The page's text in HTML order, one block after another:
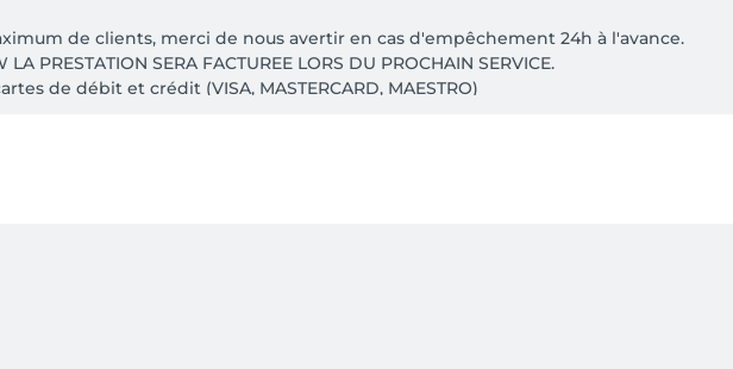
de clients, merci de nous avertir en cas d'empêchement 24h à l'avance.
LA PRESTATION SERA FACTUREE LORS DU PROCHAIN SERVICE.
de débit et crédit (VISA, MASTERCARD, MAESTRO)